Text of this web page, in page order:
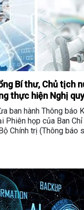
Bí thư, Chủ tịch
thực hiện Nghị
ban hành Thông báo
Phiên họp của Ban
Chính trị (Thông báo